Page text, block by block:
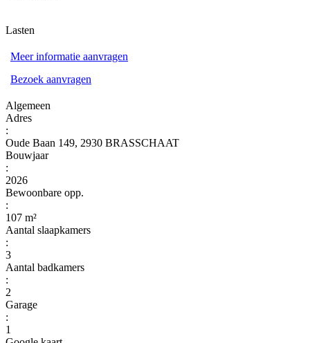
Lasten
Meer informatie aanvragen
Bezoek aanvragen
Algemeen
Adres
:
Oude Baan 149, 2930 BRASSCHAAT
Bouwjaar
:
2026
Bewoonbare opp.
:
107 m²
Aantal slaapkamers
:
3
Aantal badkamers
:
2
Garage
:
1